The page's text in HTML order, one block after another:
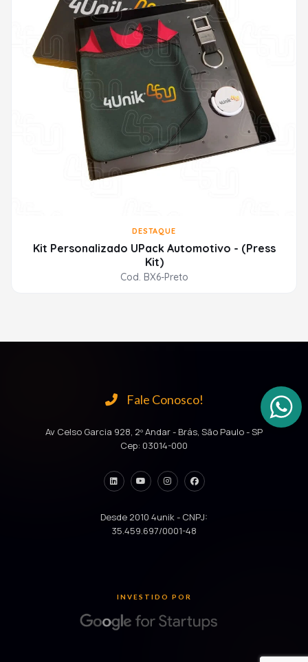
DESTAQUE
Kit Personalizado UPack Automotivo - (Press
Kit)
Cod. BX6-Preto
Fale Conosco!
Av Celso Garcia 928, 2º Andar - Brás, São Paulo - SP
Cep: 03014-000
Desde 2010 4unik - CNPJ:
35.459.697/0001-48
INVESTIDO POR